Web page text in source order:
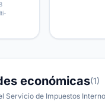
económicas(1)
Servicio de Impuestos